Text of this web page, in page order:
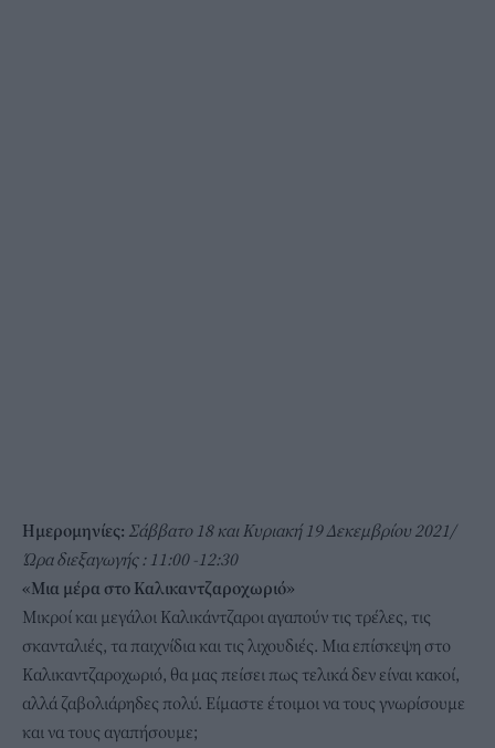
Ημερομηνίες: Σάββατο 18 και Κυριακή 19 Δεκεμβρίου 2021/
Ώρα διεξαγωγής : 11:00 -12:30
«Μια μέρα στο Καλικαντζαροχωριό»
Μικροί και μεγάλοι Καλικάντζαροι αγαπούν τις τρέλες, τις
σκανταλιές, τα παιχνίδια και τις λιχουδιές. Μια επίσκεψη στο
Καλικαντζαροχωριό, θα μας πείσει πως τελικά δεν είναι κακοί,
αλλά ζαβολιάρηδες πολύ. Είμαστε έτοιμοι να τους γνωρίσουμε
και να τους αγαπήσουμε;